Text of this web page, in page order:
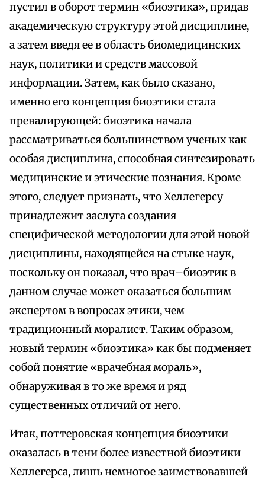
пустил в оборот термин «биоэтика», придав
академическую структуру этой дисциплине,
а затем введя ее в область биомедицинских
наук, политики и средств массовой
информации. Затем, как было сказано,
именно его концепция биоэтики стала
превалирующей: биоэтика начала
рассматриваться большинством ученых как
особая дисциплина, способная синтезировать
медицинские и этические познания. Кроме
этого, следует признать, что Хеллегерсу
принадлежит заслуга создания
специфической методологии для этой новой
дисциплины, находящейся на стыке наук,
поскольку он показал, что врач–биоэтик в
данном случае может оказаться большим
экспертом в вопросах этики, чем
традиционный моралист. Таким образом,
новый термин «биоэтика» как бы подменяет
собой понятие «врачебная мораль»,
обнаруживая в то же время и ряд
существенных отличий от него.
Итак, поттеровская концепция биоэтики
оказалась в тени более известной биоэтики
Хеллегерса, лишь немногое заимствовавшей